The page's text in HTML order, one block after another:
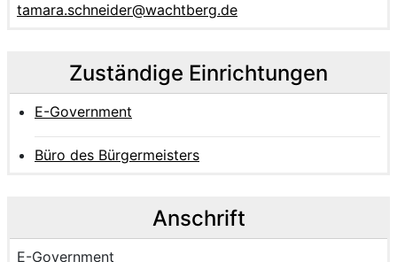
tamara.schneider@wachtberg.de
Zuständige Einrichtungen
E-Government
Büro des Bürgermeisters
Anschrift
Name der Einrichtung:
E-Government